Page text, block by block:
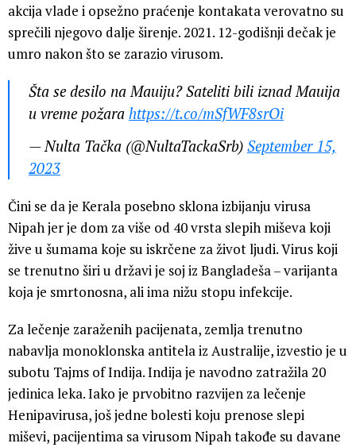
akcija vlade i opsežno praćenje kontakata verovatno su
sprečili njegovo dalje širenje. 2021. 12-godišnji dečak je
umro nakon što se zarazio virusom.
Šta se desilo na Mauiju? Sateliti bili iznad Mauija
u vreme požara https://t.co/mSfWF8srOi
— Nulta Tačka (@NultaTackaSrb) September 15,
2023
Čini se da je Kerala posebno sklona izbijanju virusa
Nipah jer je dom za više od 40 vrsta slepih miševa koji
žive u šumama koje su iskrčene za život ljudi. Virus koji
se trenutno širi u državi je soj iz Bangladeša – varijanta
koja je smrtonosna, ali ima nižu stopu infekcije.
Za lečenje zaraženih pacijenata, zemlja trenutno
nabavlja monoklonska antitela iz Australije, izvestio je u
subotu Tajms of Indija. Indija je navodno zatražila 20
jedinica leka. Iako je prvobitno razvijen za lečenje
Henipavirusa, još jedne bolesti koju prenose slepi
miševi, pacijentima sa virusom Nipah takođe su davane